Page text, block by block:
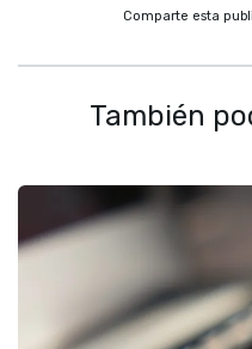
Comparte esta
También